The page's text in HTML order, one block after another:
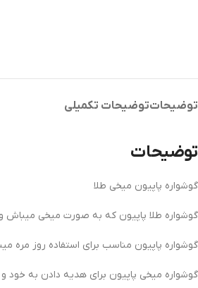
توضیحاتتوضیحات تکمیلی
توضیحات
گوشواره پاپیون میخی طلا
گوشواره طلا پاپیون که به صورت میخی
گوشواره پاپیون مناسب برای استفاده روز مره
گوشواره میخی پاپیون برای هدیه دادن به خود و